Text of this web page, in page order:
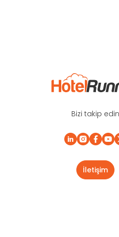
Bizi takip edin
İletişim